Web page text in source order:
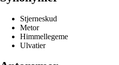
Stjerneskud
Metor
Himmellegeme
Ulvatier